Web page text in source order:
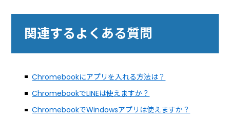
関連するよくある質問
Chromebookにアプリを入れる方法は？
ChromebookでLINEは使えますか？
ChromebookでWindowsアプリは使えますか？